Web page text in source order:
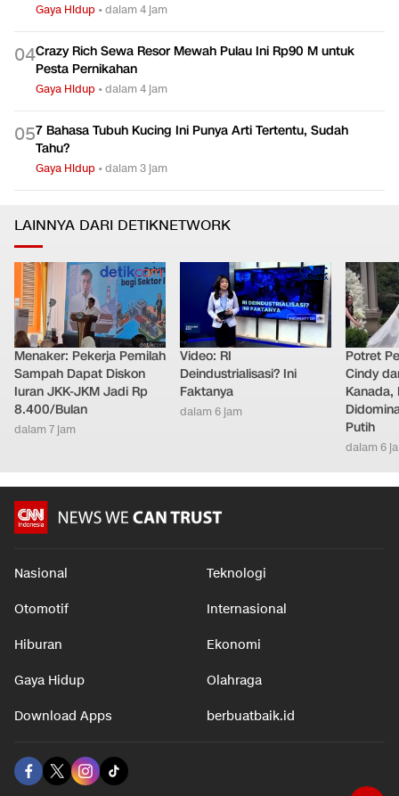
Gaya Hidup •dalam 4 jam
04Crazy Rich Sewa Resor Mewah Pulau Ini Rp90 M untuk
Pesta Pernikahan
Gaya Hidup •dalam 4 jam
057 Bahasa Tubuh Kucing Ini Punya Arti Tertentu, Sudah
Tahu?
Gaya Hidup •dalam 3 jam
LAINNYA DARI DETIKNETWORK
Menaker: Pekerja Pemilah
Sampah Dapat Diskon
Iuran JKK-JKM Jadi Rp
8.400/Bulan
dalam 7 jam
Video: RI
Deindustrialisasi? Ini
Faktanya
dalam 6 jam
Potret
Cindy
Kanada,
Putih
dalam 6
Nasional Teknologi
Otomotif Internasional
Hiburan Ekonomi
Gaya Hidup Olahraga
Download Apps berbuatbaik.id